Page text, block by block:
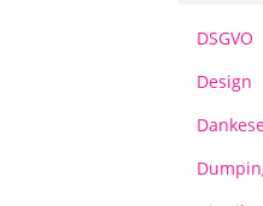
DSGVO
Design